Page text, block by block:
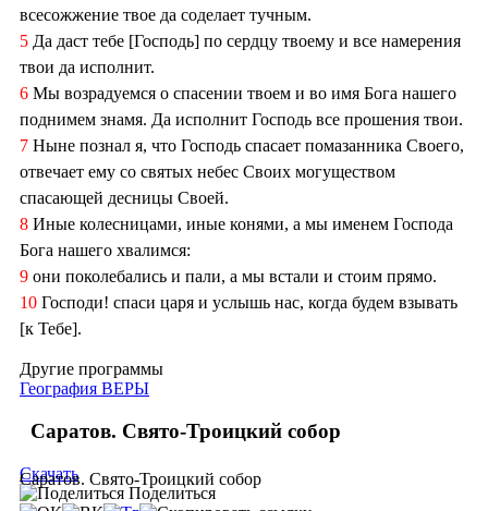
всесожжение твое да соделает тучным.
5 Да даст тебе [Господь] по сердцу твоему и все намерения
твои да исполнит.
6 Мы возрадуемся о спасении твоем и во имя Бога нашего
поднимем знамя. Да исполнит Господь все прошения твои.
7 Ныне познал я, что Господь спасает помазанника Своего,
отвечает ему со святых небес Своих могуществом
спасающей десницы Своей.
8 Иные колесницами, иные конями, а мы именем Господа
Бога нашего хвалимся:
9 они поколебались и пали, а мы встали и стоим прямо.
10 Господи! спаси царя и услышь нас, когда будем взывать
[к Тебе].
Другие программы
География ВЕРЫ
Саратов. Свято-Троицкий собор
Саратов. Свято-Троицкий собор
Скачать
Поделиться